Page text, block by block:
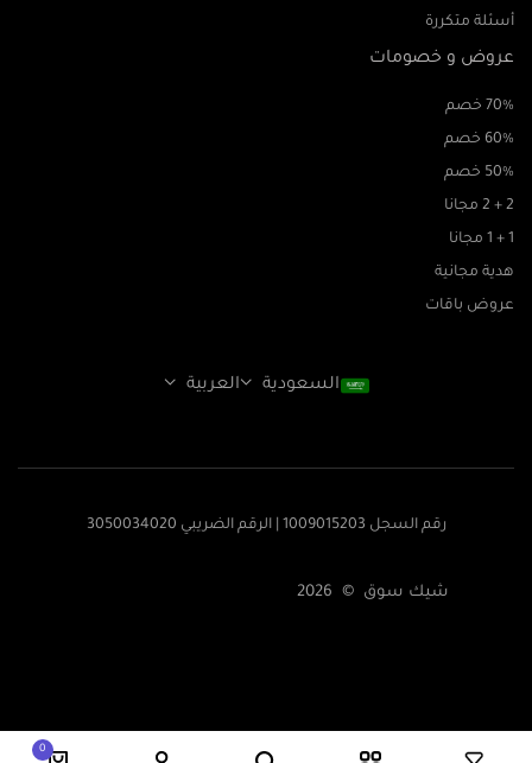
أسئلة متكررة
عروض و خصومات
70% خصم
60% خصم
50% خصم
2 + 2 مجانا
1 + 1 مجانا
هدية مجانية
عروض باقات
السعودية العربية
رقم السجل 1009015203 | الرقم الضريبي 3050034020
شيك سوق © 2026
0